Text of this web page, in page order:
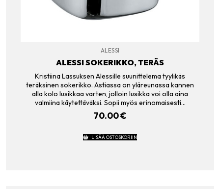
ALESSI
ALESSI SOKERIKKO, TERÄS
Kristiina Lassuksen Alessille suunittelema tyylikäs
teräksinen sokerikko. Astiassa on yläreunassa kannen
alla kolo lusikkaa varten, jolloin lusikka voi olla aina
valmiina käytettäväksi. Sopii myös erinomaisesti…
70.00€
LISÄÄ OSTOSKORIIN